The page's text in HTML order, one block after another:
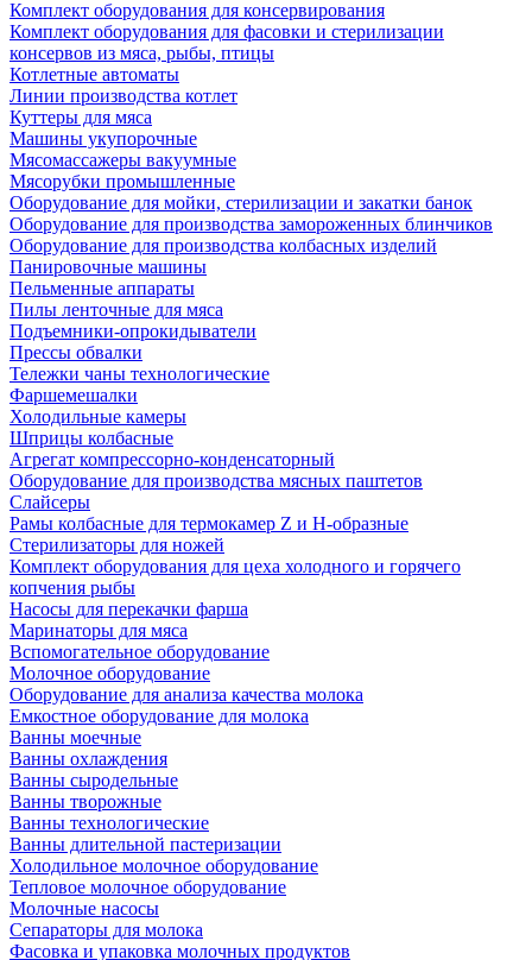
Комплект оборудования для консервирования
Комплект оборудования для фасовки и стерилизации
консервов из мяса, рыбы, птицы
Котлетные автоматы
Линии производства котлет
Куттеры для мяса
Машины укупорочные
Мясомассажеры вакуумные
Мясорубки промышленные
Оборудование для мойки, стерилизации и закатки банок
Оборудование для производства замороженных блинчиков
Оборудование для производства колбасных изделий
Панировочные машины
Пельменные аппараты
Пилы ленточные для мяса
Подъемники-опрокидыватели
Прессы обвалки
Тележки чаны технологические
Фаршемешалки
Холодильные камеры
Шприцы колбасные
Агрегат компрессорно-конденсаторный
Оборудование для производства мясных паштетов
Слайсеры
Рамы колбасные для термокамер Z и H-образные
Стерилизаторы для ножей
Комплект оборудования для цеха холодного и горячего
копчения рыбы
Насосы для перекачки фарша
Маринаторы для мяса
Вспомогательное оборудование
Молочное оборудование
Оборудование для анализа качества молока
Емкостное оборудование для молока
Ванны моечные
Ванны охлаждения
Ванны сыродельные
Ванны творожные
Ванны технологические
Ванны длительной пастеризации
Холодильное молочное оборудование
Тепловое молочное оборудование
Молочные насосы
Сепараторы для молока
Фасовка и упаковка молочных продуктов